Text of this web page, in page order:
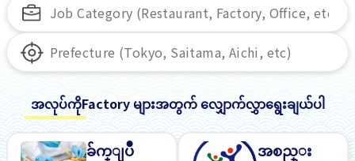
အလုပ်ကိုFactory များအတွက် လျှောက်လွှာရွေးချယ်ပါ
ခ်က္ျပဳ
အစည္း